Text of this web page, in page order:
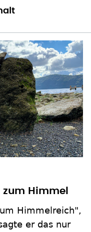
zum Himmel
Himmelreich",
er das nur